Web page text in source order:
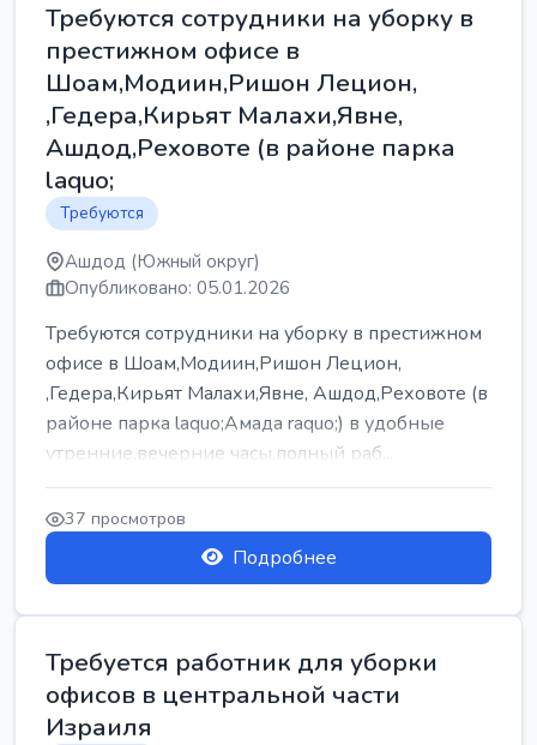
Требуются сотрудники на уборку в
престижном офисе в
Шоам,Модиин,Ришон Лецион,
,Гедера,Кирьят Малахи,Явне,
Ашдод,Реховоте (в районе парка
laquo;
Требуются
Ашдод (Южный округ)
Опубликовано: 05.01.2026
Требуются сотрудники на уборку в престижном
офисе в Шоам,Модиин,Ришон Лецион,
,Гедера,Кирьят Малахи,Явне, Ашдод,Реховоте (в
районе парка laquo;Амада raquo;) в удобные
утренние,вечерние часы,полный раб...
37 просмотров
Подробнее
Требуется работник для уборки
офисов в центральной части
Израиля